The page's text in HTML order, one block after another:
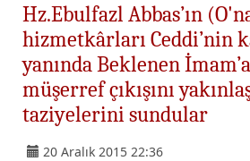
Hz.Ebulfazl Abbas’ın
hizmetkârları Ceddi’nin
yanında Beklenen
müşerref çıkışını
taziyelerini sundular
20 Aralık 2015 22:36